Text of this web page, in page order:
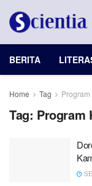
BERITA
Home Tag
Tag: Program